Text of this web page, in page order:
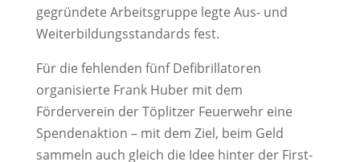
gegründete Arbeitsgruppe legte Aus- und
Weiterbildungsstandards fest.
Für die fehlenden fünf Defibrillatoren
organisierte Frank Huber mit dem
Förderverein der Töplitzer Feuerwehr eine
Spendenaktion – mit dem Ziel, beim Geld
sammeln auch gleich die Idee hinter der First-